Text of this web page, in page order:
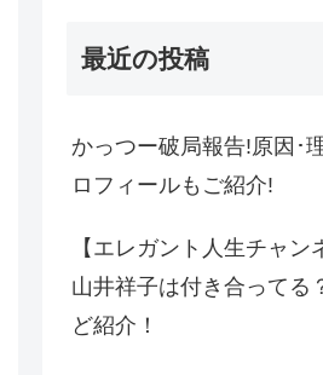
最近の投稿
かっつー破局報告!原因･
ロフィールもご紹介!
【エレガント人生チャン
山井祥子は付き合ってる
ど紹介！